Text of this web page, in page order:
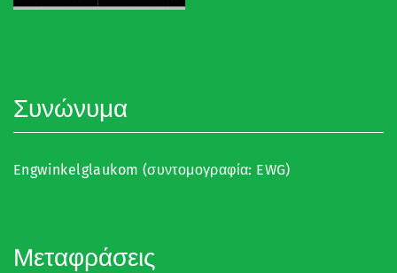
Συνώνυμα
Engwinkelglaukom (συντομογραφία: EWG)
Μεταφράσεις